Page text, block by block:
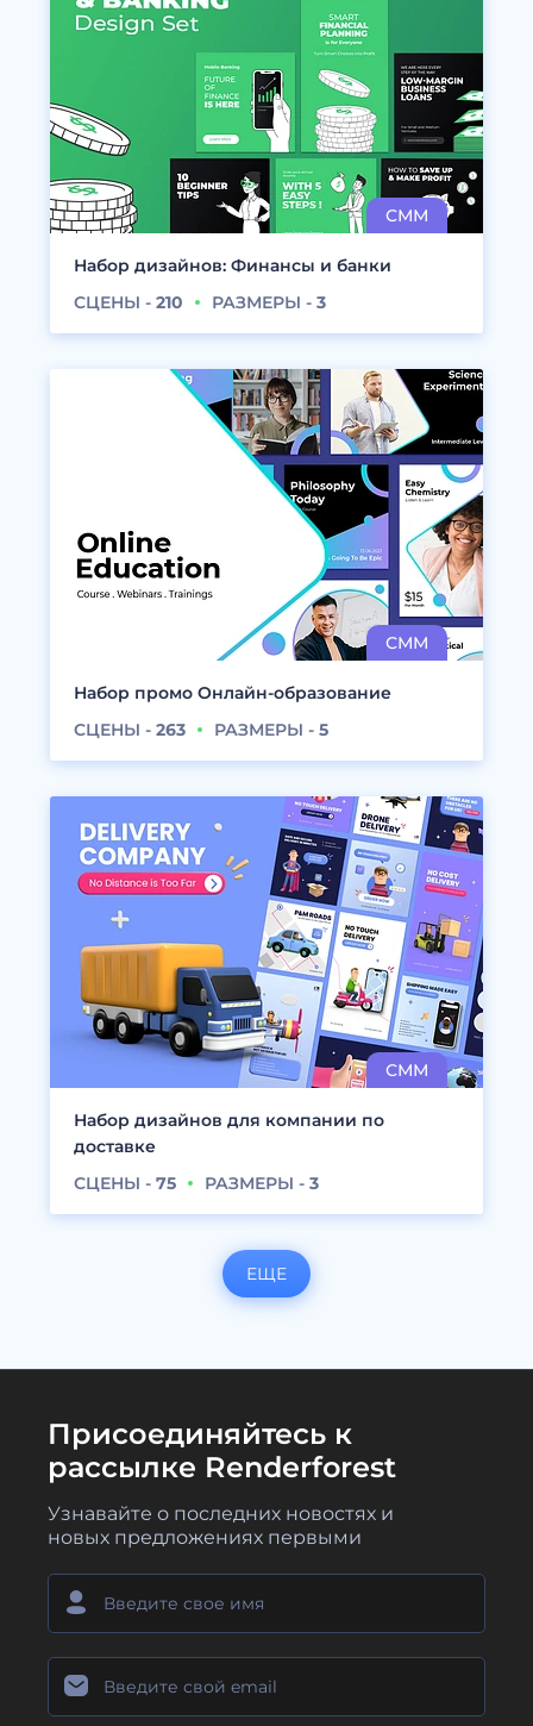
Набор дизайнов: Финансы и банки
СЦЕНЫ - 210 РАЗМЕРЫ - 3
Набор промо Онлайн-образование
СЦЕНЫ - 263 РАЗМЕРЫ - 5
Набор дизайнов для компании по
доставке
СЦЕНЫ - 75 РАЗМЕРЫ - 3
ЕЩЕ
Присоединяйтесь к
рассылке Renderforest
Узнавайте о последних новостях и
новых предложениях первыми